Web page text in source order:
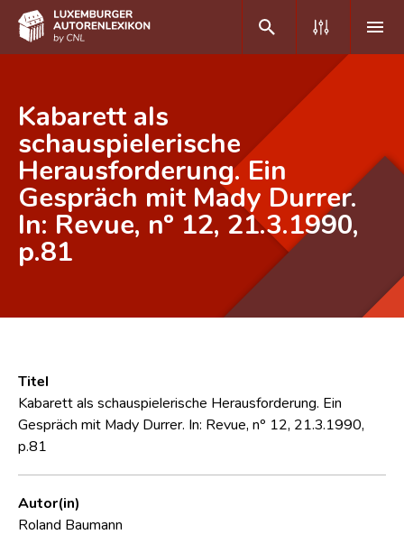
DE FR
Home
Autor(inn)en A-Z
Erweiterte Suche
CNL
Kontakt
Kabarett als
schauspielerische
Herausforderung. Ein
Gespräch mit Mady Durrer.
In: Revue, nº 12, 21.3.1990,
p.81
Titel
Kabarett als schauspielerische Herausforderung. Ein
Gespräch mit Mady Durrer. In: Revue, nº 12, 21.3.1990,
p.81
Autor(in)
Roland Baumann